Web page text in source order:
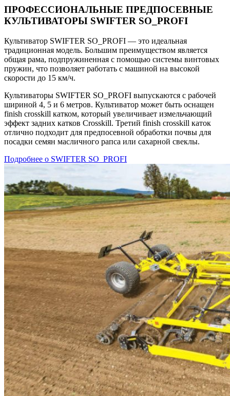
ПРОФЕССИОНАЛЬНЫЕ ПРЕДПОСЕВНЫЕ
КУЛЬТИВАТОРЫ SWIFTER SO_PROFI
Культиватор SWIFTER SO_PROFI — это идеальная
традиционная модель. Большим преимуществом является
общая рама, подпружиненная с помощью системы винтовых
пружин, что позволяет работать с машиной на высокой
скорости до 15 км/ч.
Культиваторы SWIFTER SO_PROFI выпускаются с рабочей
шириной 4, 5 и 6 метров. Культиватор может быть оснащен
finish crosskill катком, который увеличивает измельчающий
эффект задних катков Crosskill. Третий finish crosskill каток
отлично подходит для предпосевной обработки почвы для
посадки семян масличного рапса или сахарной свеклы.
Подробнее о SWIFTER SO_PROFI